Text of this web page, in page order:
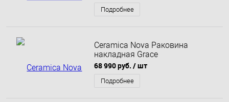
Подробнее
Ceramica Nova Раковина
накладная Grace
прямоугольная, с 2 мя
отверстиями под смеситель
1210х457х137 мм, цвет черный
68 990 руб. / шт
Подробнее